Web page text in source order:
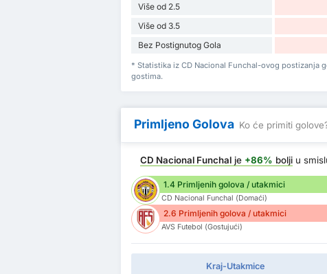
Više od 2.5
Više od 3.5
Bez Postignutog Gola
* Statistika iz CD Nacional Funchal-ovog postizanja
gostima.
Primljeno Golova Ko će primiti
CD Nacional Funchal je +86% bolji u
1.4 Primljenih golova / utakmici
CD Nacional Funchal (Domaći)
2.6 Primljenih golova / utakmici
AVS Futebol (Gostujući)
Kraj-Utakmice